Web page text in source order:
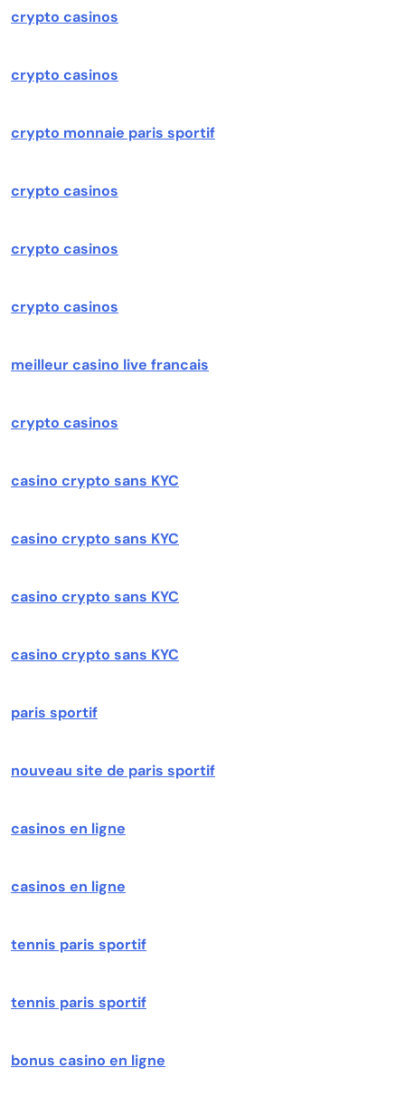
crypto casinos
crypto casinos
crypto monnaie paris sportif
crypto casinos
crypto casinos
crypto casinos
meilleur casino live francais
crypto casinos
casino crypto sans KYC
casino crypto sans KYC
casino crypto sans KYC
casino crypto sans KYC
paris sportif
nouveau site de paris sportif
casinos en ligne
casinos en ligne
tennis paris sportif
tennis paris sportif
bonus casino en ligne